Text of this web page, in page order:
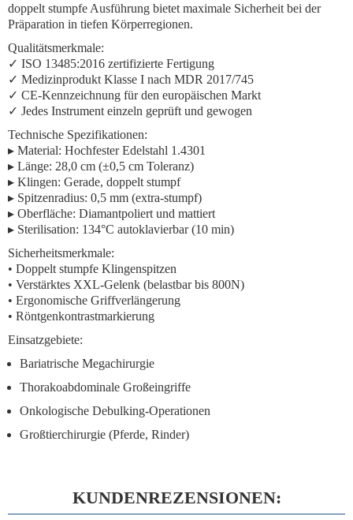
doppelt stumpfe Ausführung bietet maximale Sicherheit bei der
Präparation in tiefen Körperregionen.
Qualitätsmerkmale:
✓ ISO 13485:2016 zertifizierte Fertigung
✓ Medizinprodukt Klasse I nach MDR 2017/745
✓ CE-Kennzeichnung für den europäischen Markt
✓ Jedes Instrument einzeln geprüft und gewogen
Technische Spezifikationen:
▸ Material: Hochfester Edelstahl 1.4301
▸ Länge: 28,0 cm (±0,5 cm Toleranz)
▸ Klingen: Gerade, doppelt stumpf
▸ Spitzenradius: 0,5 mm (extra-stumpf)
▸ Oberfläche: Diamantpoliert und mattiert
▸ Sterilisation: 134°C autoklavierbar (10 min)
Sicherheitsmerkmale:
• Doppelt stumpfe Klingenspitzen
• Verstärktes XXL-Gelenk (belastbar bis 800N)
• Ergonomische Griffverlängerung
• Röntgenkontrastmarkierung
Einsatzgebiete:
Bariatrische Megachirurgie
Thorakoabdominale Großeingriffe
Onkologische Debulking-Operationen
Großtierchirurgie (Pferde, Rinder)
KUNDENREZENSIONEN: